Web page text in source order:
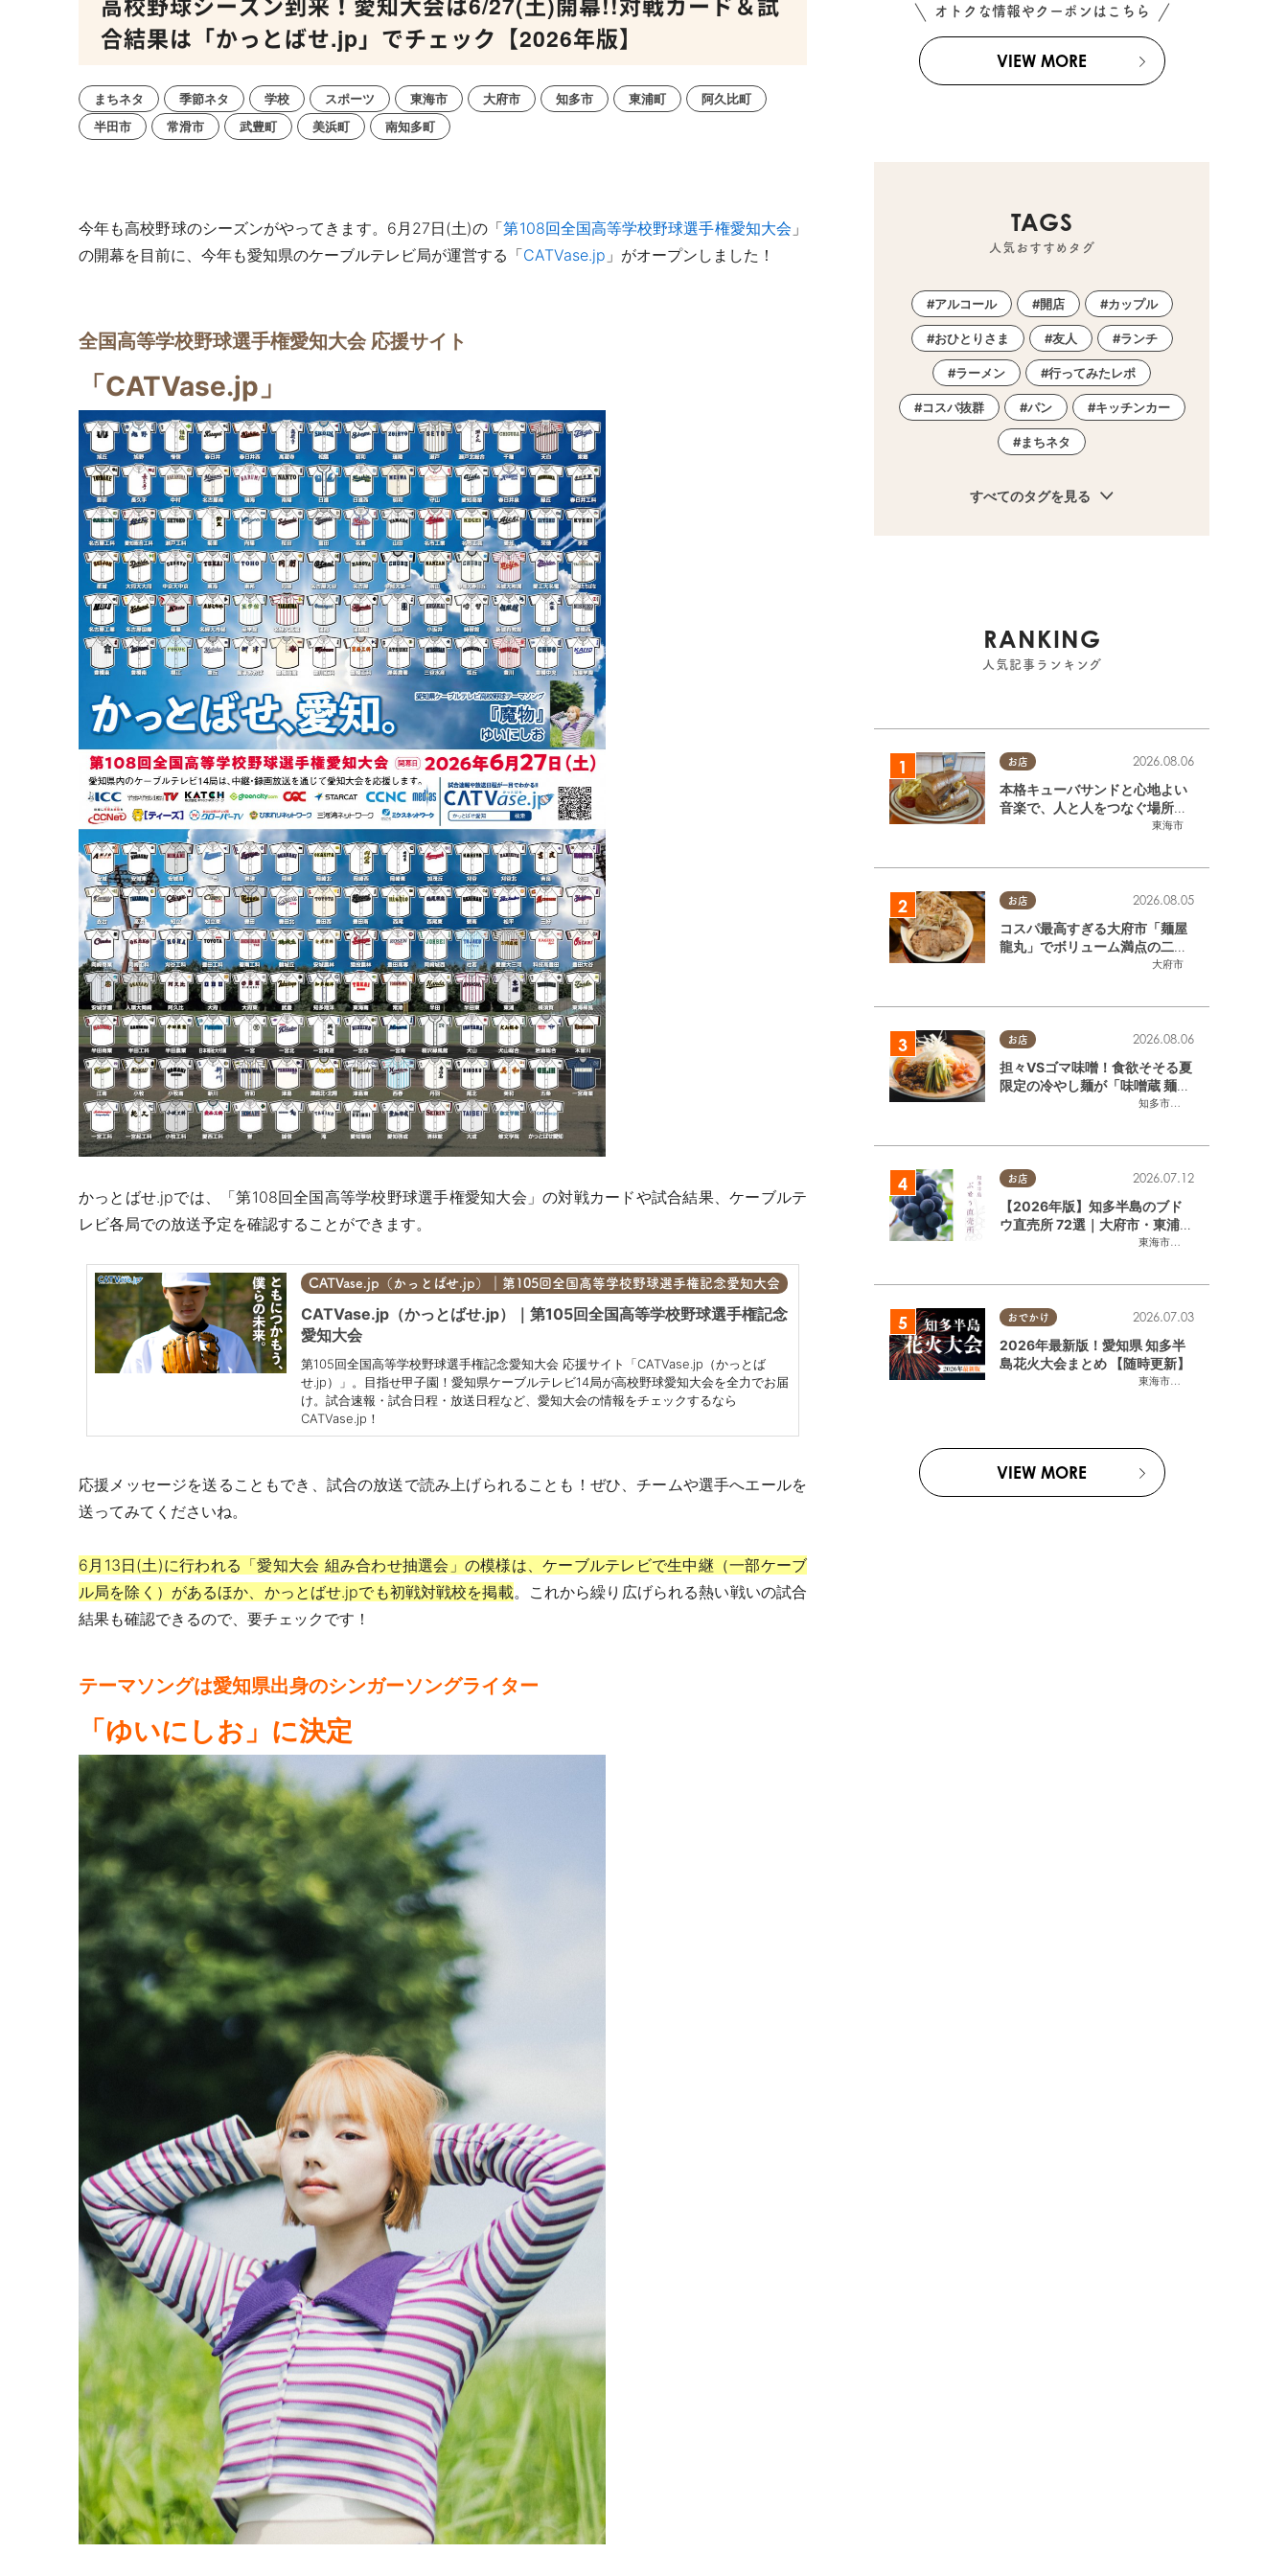
合結果は「かっとばせ.jp」でチェック【2026年版】
まちネタ 季節ネタ 学校 スポーツ 東海市 大府市 知多市 東浦町
阿久比町
半田市
常滑市 武豊町 美浜町 南知多町
今年も高校野球のシーズンがやってきます。6月27日(土)の「第108回全国高等学校野球選手権愛知大会 」
の開幕を目前に、今年も愛知県のケーブルテレビ局が運営する「CATVase.jp 」がオープンしました！
全国高等学校野球選手権愛知大会 応援サイト
「CATVase.jp」
かっとばせ.jpでは、「第108回全国高等学校野球選手権愛知大会」の対戦カードや試合結果、ケーブルテ
レビ各局での放送予定を確認することができます。
CATVase.jp（かっとばせ.jp）｜第105回全国高等学校野球選手権記念愛知大会
CATVase.jp（かっとばせ.jp）｜第105回全国高等学校野球選手権記念
愛知大会
第105回全国高等学校野球選手権記念愛知大会 応援サイト「CATVase.jp（かっとば
せ.jp）」。目指せ甲子園！愛知県ケーブルテレビ14局が高校野球愛知大会を全力でお届
け。試合速報・試合日程・放送日程など、愛知大会の情報をチェックするなら
CATVase.jp！
応援メッセージを送ることもでき、試合の放送で読み上げられることも！ ぜひ、チームや選手へエールを
送ってみてくださいね。
6月13日(土)に行われる「愛知大会 組み合わせ抽選会」の模様は、ケーブルテレビで生中継 （一部ケーブ
ル局を除く） があるほか かっとばせ.jpでも初戦対戦校を掲載。
これから繰り広げられる熱い戦いの試合
結果も確認できるので、要チェックです！
テーマソングは愛知県出身のシンガーソングライター
「ゆいにしお」に決定
オトクな情報やクーポンはこちら
VIEW MORE
TAGS
人気おすすめタグ
アルコール 開店 カップル
おひとりさま 友人 ランチ
ラーメン 行ってみたレポ
コスパ抜群 パン キッチンカー
まちネタ
すべてのタグを見る
RANKING
人気記事ランキング
お店
東海市
2026.08.06
本格キューバサンドと心地よい
音楽で、人と人をつなぐ場所。
東海市「JAMMIN'STANDHOU
お店
大府市
2026.08.05
コスパ最高すぎる大府市「麺屋
龍丸」でボリューム満点の二郎
系ラーメンを堪能してきた
お店
知多市
,半田市
2026.08.06
担々VSゴマ味噌！食欲そそる夏
限定の冷やし麺が「味噌蔵 麺四
朗 半田店・知多店」で登場／ち
お店
東海市
,大府市
2026.07.12
【2026年版】知多半島のブド
ウ直売所 72選｜大府市・東浦町
ほかエリア別に一挙紹介
おでかけ
東海市
,大府市
2026.07.03
2026年最新版！愛知県 知多半
島花火大会まとめ 【随時更新】
VIEW MORE